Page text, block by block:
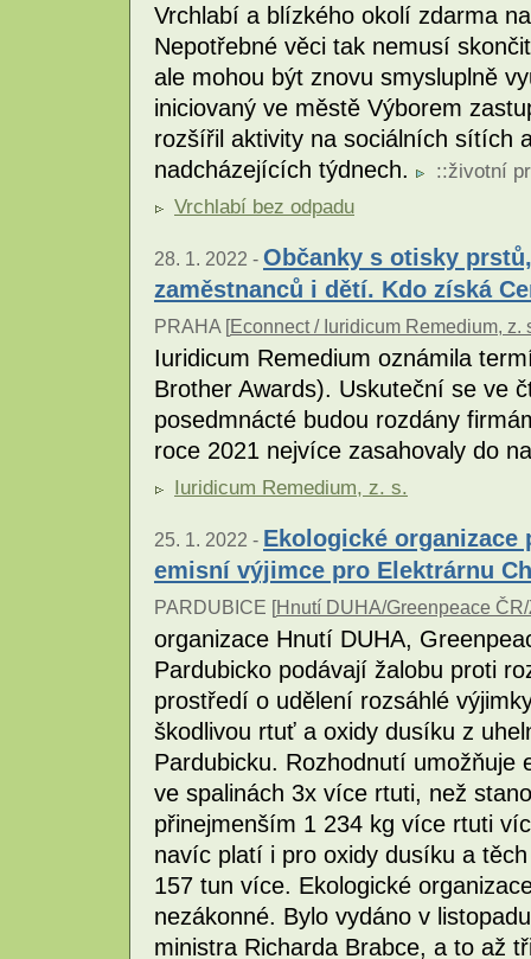
Vrchlabí a blízkého okolí zdarma
Nepotřebné věci tak nemusí
ale mohou být znovu smysluplně
iniciovaný ve městě Výborem
rozšířil aktivity na sociálních sítích
nadcházejících týdnech.
::životní
Vrchlabí bez odpadu
28. 1. 2022 - Občanky s otisky
zaměstnanců i dětí. Kdo získá
PRAHA [Econnect / Iuridicum Remedium, z.
Iuridicum Remedium oznámila
Brother Awards). Uskuteční se ve
posedmnácté budou rozdány
roce 2021 nejvíce zasahovaly do
Iuridicum Remedium, z. s.
25. 1. 2022 - Ekologické organizace
emisní výjimce pro Elektrárnu
PARDUBICE [Hnutí DUHA/Greenpeace
organizace Hnutí DUHA,
Pardubicko podávají žalobu proti
prostředí o udělení rozsáhlé
škodlivou rtuť a oxidy dusíku z
Pardubicku. Rozhodnutí umožňuje
ve spalinách 3x více rtuti, než
přinejmenším 1 234 kg více rtuti
navíc platí i pro oxidy dusíku a
157 tun více. Ekologické
nezákonné. Bylo vydáno v
ministra Richarda Brabce, a to až